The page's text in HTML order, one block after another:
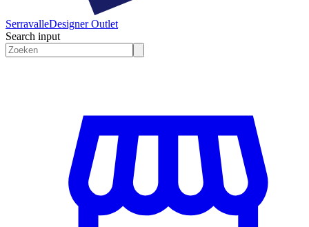
SerravalleDesigner Outlet
Search input